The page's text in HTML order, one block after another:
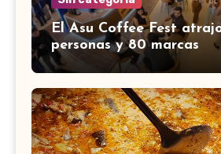
El Asu Coffee Fest
personas y 80 marcas